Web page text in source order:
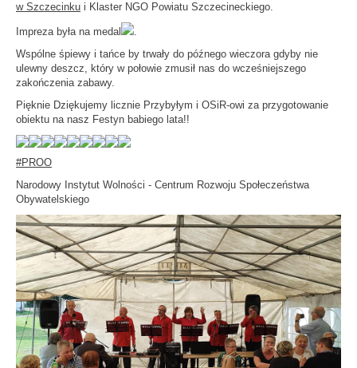
w Szczecinku i Klaster NGO Powiatu Szczecineckiego.
Impreza była na medal
.
Wspólne śpiewy i tańce by trwały do późnego wieczora gdyby nie
ulewny deszcz, który w połowie zmusił nas do wcześniejszego
zakończenia zabawy.
Pięknie Dziękujemy licznie Przybyłym i OSiR-owi za przygotowanie
obiektu na nasz Festyn babiego lata!!
#PROO
Narodowy Instytut Wolności - Centrum Rozwoju Społeczeństwa
Obywatelskiego